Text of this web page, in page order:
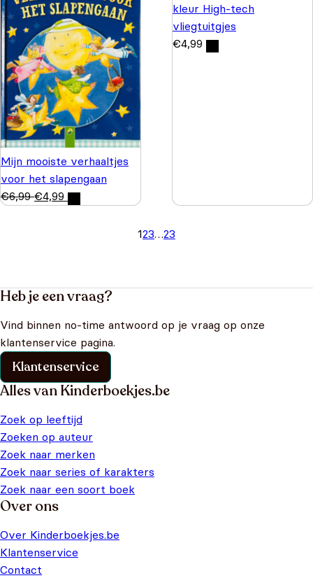
Mijn mooiste verhaaltjes
voor het slapengaan
€6,99 €4,99
kleur High-tech
vliegtuitgjes
€4,99
123…23
Heb je een vraag?
Vind binnen no-time antwoord op je vraag op onze
klantenservice pagina.
Klantenservice
Alles van Kinderboekjes.be
Zoek op leeftijd
Zoeken op auteur
Zoek naar merken
Zoek naar series of karakters
Zoek naar een soort boek
Over ons
Over Kinderboekjes.be
Klantenservice
Contact